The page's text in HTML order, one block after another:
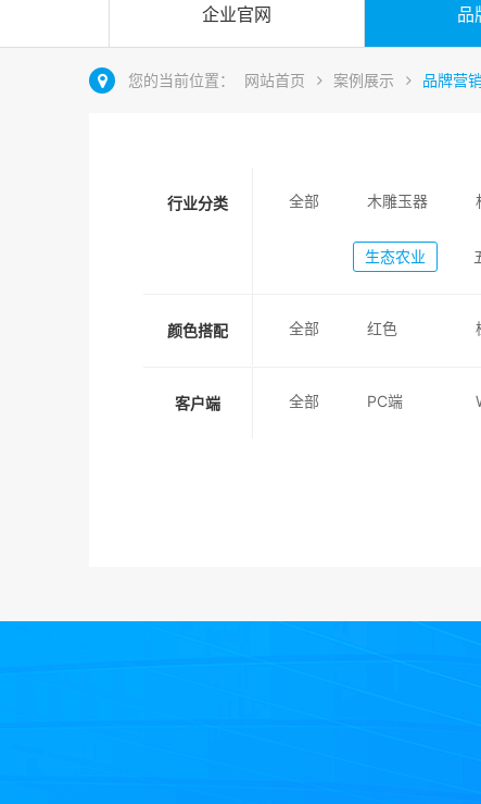
企业官网 品
您的当前位置： 网站首页 案例展示 品牌营
行业分类 全部 木雕玉器
生态农业
颜色搭配 全部 红色
客户端 全部 PC端